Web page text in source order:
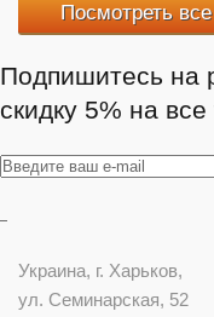
Посмотреть
Подпишитесь на
скидку 5% на
Украина, г. Харьков,
ул. Семинарская, 52